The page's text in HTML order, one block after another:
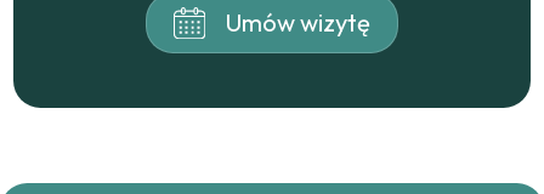
Umów wizytę